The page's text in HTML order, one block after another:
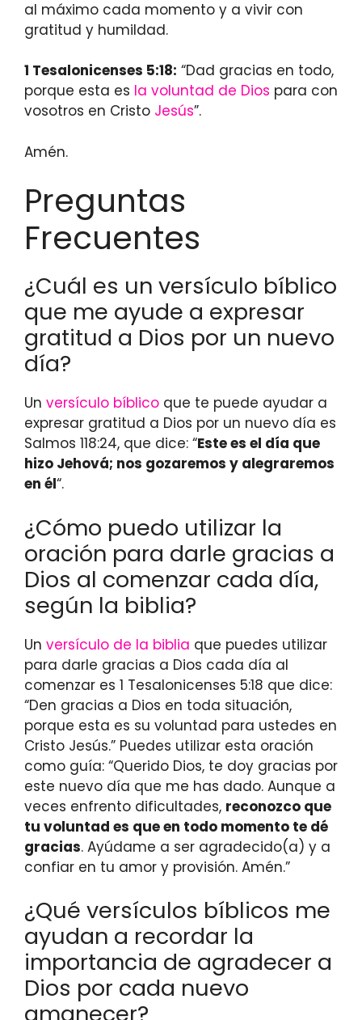
al máximo cada momento y a vivir con
gratitud y humildad.
1 Tesalonicenses 5:18: “Dad gracias en todo,
porque esta es la voluntad de Dios para con
vosotros en Cristo Jesús”.
Amén.
Preguntas
Frecuentes
¿Cuál es un versículo bíblico
que me ayude a expresar
gratitud a Dios por un nuevo
día?
Un versículo bíblico que te puede ayudar a
expresar gratitud a Dios por un nuevo día es
Salmos 118:24, que dice: “Este es el día que
hizo Jehová; nos gozaremos y alegraremos
en él“.
¿Cómo puedo utilizar la
oración para darle gracias a
Dios al comenzar cada día,
según la biblia?
Un versículo de la biblia que puedes utilizar
para darle gracias a Dios cada día al
comenzar es 1 Tesalonicenses 5:18 que dice:
“Den gracias a Dios en toda situación,
porque esta es su voluntad para ustedes en
Cristo Jesús.” Puedes utilizar esta oración
como guía: “Querido Dios, te doy gracias por
este nuevo día que me has dado. Aunque a
veces enfrento dificultades, reconozco que
tu voluntad es que en todo momento te dé
gracias. Ayúdame a ser agradecido(a) y a
confiar en tu amor y provisión. Amén.”
¿Qué versículos bíblicos me
ayudan a recordar la
importancia de agradecer a
Dios por cada nuevo
amanecer?